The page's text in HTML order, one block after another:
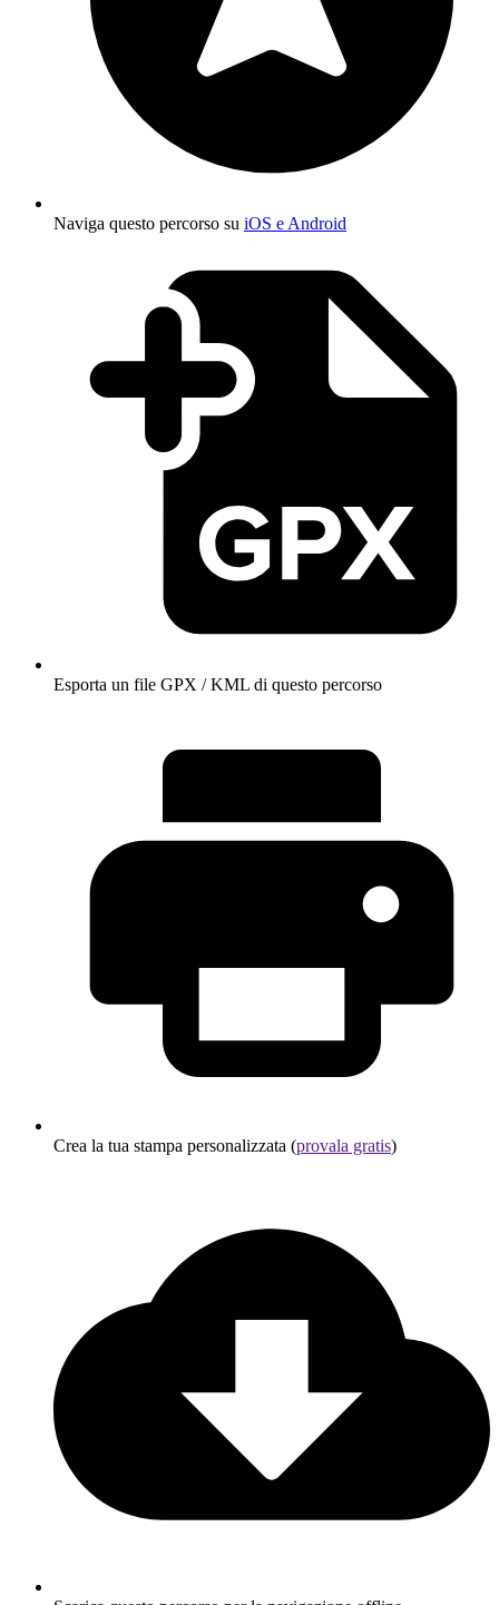
Naviga questo percorso su iOS e Android
Esporta un file GPX / KML di questo percorso
Crea la tua stampa personalizzata (provala gratis)